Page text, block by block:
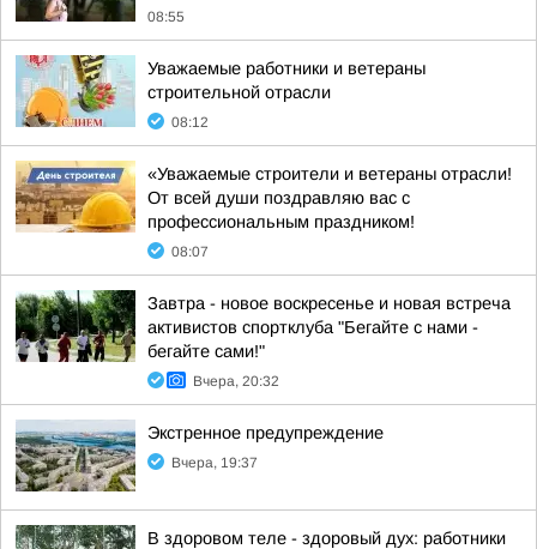
08:55
Уважаемые работники и ветераны
строительной отрасли
08:12
«Уважаемые строители и ветераны отрасли!
От всей души поздравляю вас с
профессиональным праздником!
08:07
Завтра - новое воскресенье и новая встреча
активистов спортклуба "Бегайте с нами -
бегайте сами!"
Вчера, 20:32
Экстренное предупреждение
Вчера, 19:37
В здоровом теле - здоровый дух: работники